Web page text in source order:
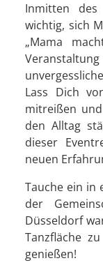
Inmitten
wichtig, sich
„Mama
Lass Dich
mitreißen
den Alltag
dieser
neuen
Tauche ein in
der
Düsseldorf
Tanzfläche
genießen!